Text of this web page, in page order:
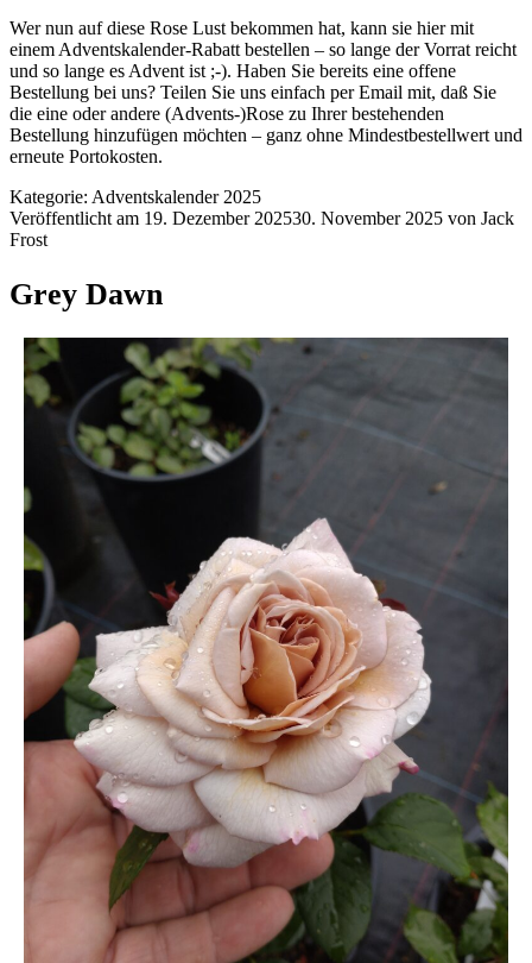
Wer nun auf diese Rose Lust bekommen hat, kann sie hiermit
einem Adventskalender-Rabatt bestellen – so lange der Vorrat reicht
und so lange es Advent ist ;-). Haben Sie bereits eine offene
Bestellung bei uns? Teilen Sie uns einfach per Email mit, daß Sie
die eine oder andere (Advents-)Rose zu Ihrer bestehenden
Bestellung hinzufügen möchten – ganz ohne Mindestbestellwert und
erneute Portokosten.
Kategorie: Adventskalender 2025
Veröffentlicht am 19. Dezember 202530. November 2025 von Jack
Frost
Grey Dawn